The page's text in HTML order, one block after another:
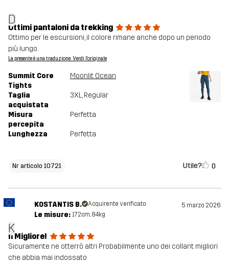
D
Ottimi pantaloni da trekking
Ottimo per le escursioni, il colore rimane anche dopo un periodo
più lungo.
La presente è una traduzione. Verdi l'originale
Summit Core
Tights
Moonlit Ocean
Taglia
acquistata
3XL, Regular
Misura
percepita
Perfetta
Lunghezza Perfetta
Nr articolo 10721 Utile? 0
K
KOSTANTIS B. Acquirente verificato 5 marzo 2026
Le misure: 172cm, 84kg
Il Migliore!
Sicuramente ne otterrò altri Probabilmente uno dei collant migliori
che abbia mai indossato